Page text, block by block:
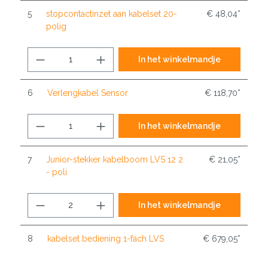
5
stopcontactinzet aan kabelset 20-
polig
€ 48,04*
In het winkelmandje
6 Verlengkabel Sensor € 118,70*
In het winkelmandje
7
Junior-stekker kabelboom LVS 12 2
- poli
€ 21,05*
In het winkelmandje
8 kabelset bediening 1-fach LVS € 679,05*